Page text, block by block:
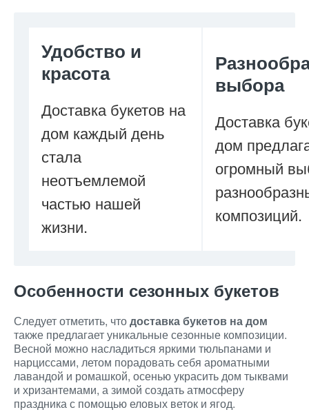
Удобство и
красота
Доставка букетов на
дом каждый день
стала
неотъемлемой
частью нашей
жизни.
выбора
Доставка
дом
огромный
композиций.
Особенности сезонных букетов
Следует отметить, чтодоставка букетов на дом
также предлагает уникальные сезонные композиции.
Весной можно насладиться яркими тюльпанами и
нарциссами, летом порадовать себя ароматными
лавандой и ромашкой, осенью украсить дом тыквами
и хризантемами, а зимой создать атмосферу
праздника с помощью еловых веток и ягод.